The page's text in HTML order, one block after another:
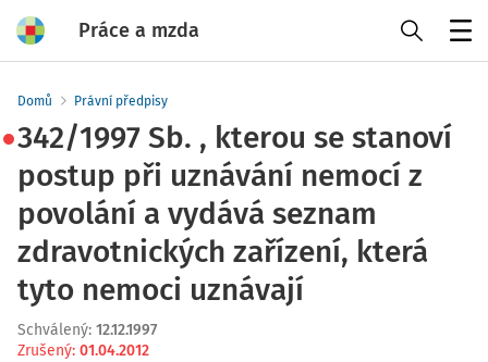
Práce a mzda
Domů Právní předpisy
342/1997 Sb. , kterou se stanoví
postup při uznávání nemocí z
povolání a vydává seznam
zdravotnických zařízení, která
tyto nemoci uznávají
Schválený: 12.12.1997
Zrušený: 01.04.2012